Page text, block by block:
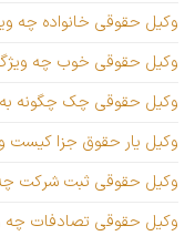
وکیل حقوقی خانواده چه
وکیل حقوقی خوب چه
وکیل حقوقی چک چگونه
وکیل یار حقوق جزا کیست
وکیل حقوقی ثبت شرکت
وکیل حقوقی تصادفات چه